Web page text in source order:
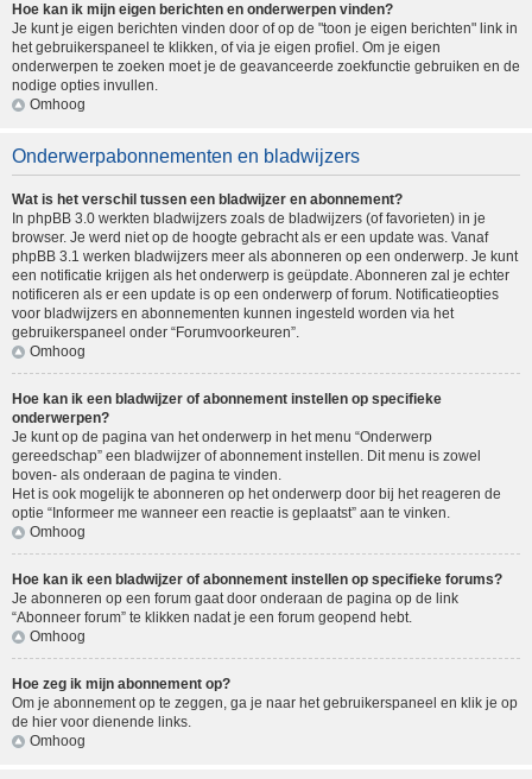
Hoe kan ik mijn eigen berichten en onderwerpen vinden?
Je kunt je eigen berichten vinden door of op de "toon je eigen berichten" link in
het gebruikerspaneel te klikken, of via je eigen profiel. Om je eigen
onderwerpen te zoeken moet je de geavanceerde zoekfunctie gebruiken en de
nodige opties invullen.
Omhoog
Onderwerpabonnementen en bladwijzers
Wat is het verschil tussen een bladwijzer en abonnement?
In phpBB 3.0 werkten bladwijzers zoals de bladwijzers (of favorieten) in je
browser. Je werd niet op de hoogte gebracht als er een update was. Vanaf
phpBB 3.1 werken bladwijzers meer als abonneren op een onderwerp. Je kunt
een notificatie krijgen als het onderwerp is geüpdate. Abonneren zal je echter
notificeren als er een update is op een onderwerp of forum. Notificatieopties
voor bladwijzers en abonnementen kunnen ingesteld worden via het
gebruikerspaneel onder “Forumvoorkeuren”.
Omhoog
Hoe kan ik een bladwijzer of abonnement instellen op specifieke
onderwerpen?
Je kunt op de pagina van het onderwerp in het menu “Onderwerp
gereedschap” een bladwijzer of abonnement instellen. Dit menu is zowel
boven- als onderaan de pagina te vinden.
Het is ook mogelijk te abonneren op het onderwerp door bij het reageren de
optie “Informeer me wanneer een reactie is geplaatst” aan te vinken.
Omhoog
Hoe kan ik een bladwijzer of abonnement instellen op specifieke forums?
Je abonneren op een forum gaat door onderaan de pagina op de link
“Abonneer forum” te klikken nadat je een forum geopend hebt.
Omhoog
Hoe zeg ik mijn abonnement op?
Om je abonnement op te zeggen, ga je naar het gebruikerspaneel en klik je op
de hier voor dienende links.
Omhoog